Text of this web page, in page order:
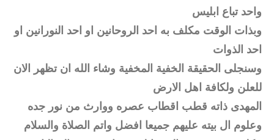
واحد تباع ابليس
وبذات الوقت مكلف به احد الروحانين او احد النورانين او
احد الذوات
وسنجلى الحقيقة الخفية المخفية وشاء الله ان تظهر الان
للعلن ولكافة اهل الارض
المهدى ذاته قطب اقطاب عصره ووارث من نور جده
وعلوم ال بيته عليهم جميعا افضل واتم الصلاة والسلام